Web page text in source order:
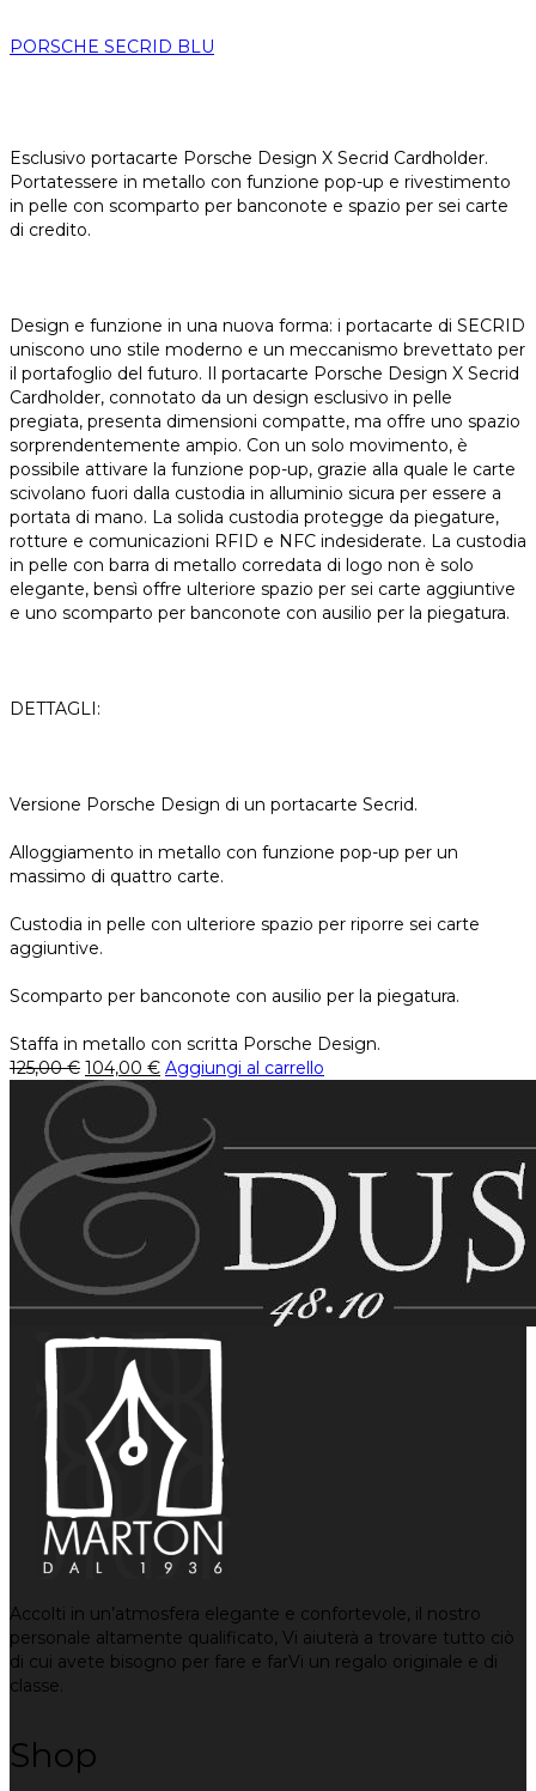
PORSCHE SECRID BLU
Esclusivo portacarte Porsche Design X Secrid Cardholder.
Portatessere in metallo con funzione pop-up e rivestimento
in pelle con scomparto per banconote e spazio per sei carte
di credito.
Design e funzione in una nuova forma: i portacarte di SECRID
uniscono uno stile moderno e un meccanismo brevettato per
il portafoglio del futuro. Il portacarte Porsche Design X Secrid
Cardholder, connotato da un design esclusivo in pelle
pregiata, presenta dimensioni compatte, ma offre uno spazio
sorprendentemente ampio. Con un solo movimento, è
possibile attivare la funzione pop-up, grazie alla quale le carte
scivolano fuori dalla custodia in alluminio sicura per essere a
portata di mano. La solida custodia protegge da piegature,
rotture e comunicazioni RFID e NFC indesiderate. La custodia
in pelle con barra di metallo corredata di logo non è solo
elegante, bensì offre ulteriore spazio per sei carte aggiuntive
e uno scomparto per banconote con ausilio per la piegatura.
DETTAGLI:
Versione Porsche Design di un portacarte Secrid.
Alloggiamento in metallo con funzione pop-up per un
massimo di quattro carte.
Custodia in pelle con ulteriore spazio per riporre sei carte
aggiuntive.
Scomparto per banconote con ausilio per la piegatura.
Staffa in metallo con scritta Porsche Design.
125,00€ 104,00 € Aggiungi al carrello
Accolti in un’atmosfera elegante e confortevole, il nostro
personale altamente qualificato, Vi aiuterà a trovare tutto ciò
di cui avete bisogno per fare e farVi un regalo originale e di
classe.
Shop